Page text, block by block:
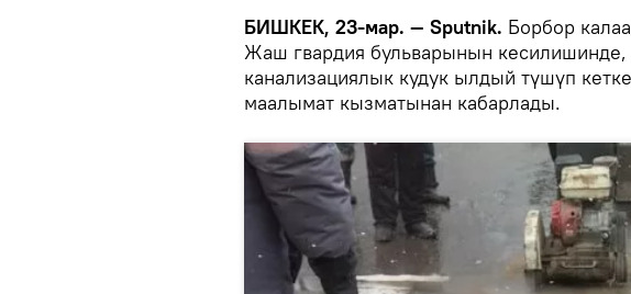
БИШКЕК, 23-мар. — Sputnik. Борбор
Жаш гвардия бульварынын
канализациялык кудук ылдый түшүп
маалымат кызматынан кабарлады.